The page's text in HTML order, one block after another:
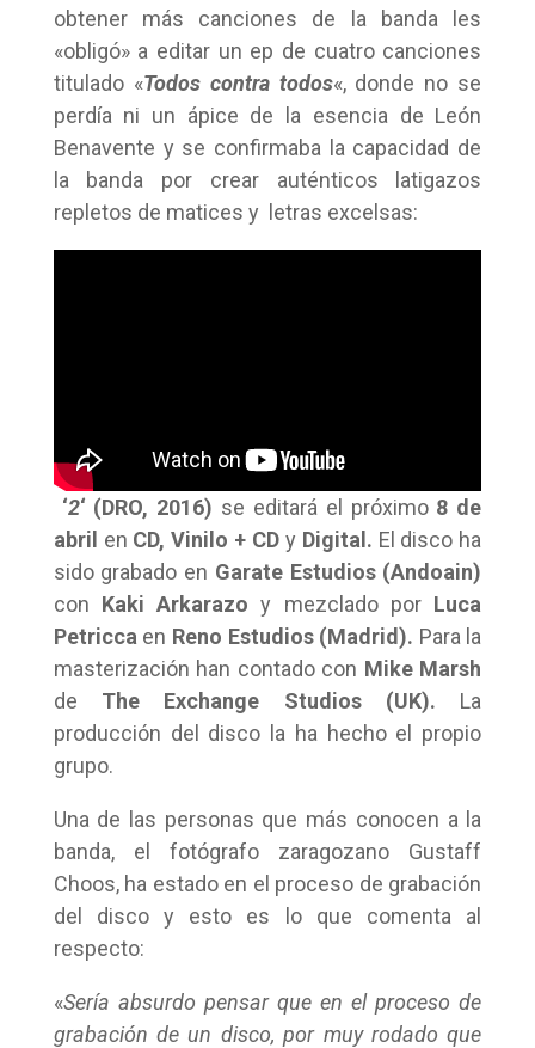
obtener más canciones de la banda les
«obligó» a editar un ep de cuatro canciones
titulado «Todos contra todos«, donde no se
perdía ni un ápice de la esencia de León
Benavente y se confirmaba la capacidad de
la banda por crear auténticos latigazos
repletos de matices y letras excelsas:
‘2‘ (DRO, 2016) se editará el próximo 8 de
abril en CD, Vinilo + CD y Digital. El disco ha
sido grabado en Garate Estudios (Andoain)
con Kaki Arkarazo y mezclado por Luca
Petricca en Reno Estudios (Madrid). Para la
masterización han contado con Mike Marsh
de The Exchange Studios (UK). La
producción del disco la ha hecho el propio
grupo.
Una de las personas que más conocen a la
banda, el fotógrafo zaragozano Gustaff
Choos, ha estado en el proceso de grabación
del disco y esto es lo que comenta al
respecto:
«Sería absurdo pensar que en el proceso de
grabación de un disco, por muy rodado que